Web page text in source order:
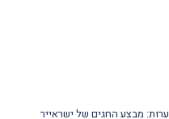
מבצע החגים של ישראייר